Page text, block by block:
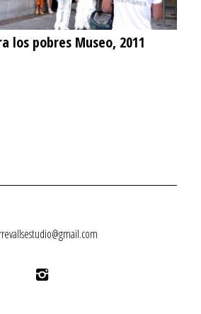
los pobres Museo, 2011